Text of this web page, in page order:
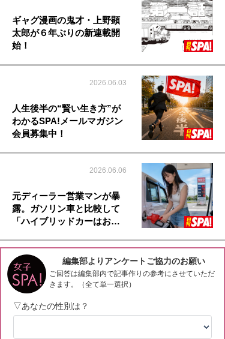
ギャグ漫画の鬼才・上野顕
太郎が６年ぶりの新連載開
始！
2026.06.03
人生後半の“賢い生き方”が
わかるSPA!メールマガジン
会員募集中！
2026.06.06
元ディーラー営業マンが暴
露。ガソリン車と比較して
「ハイブリッドカーはお…